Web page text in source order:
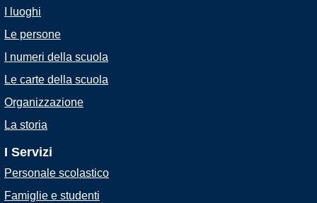
I luoghi
Le persone
I numeri della scuola
Le carte della scuola
Organizzazione
La storia
I Servizi
Personale scolastico
Famiglie e studenti